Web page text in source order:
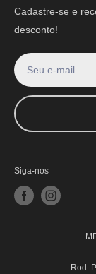
Cadastre-se e
desconto!
Seu e-mail
Siga-nos
Rod.